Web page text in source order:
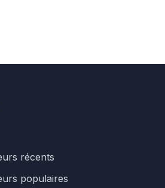
récents
populaires